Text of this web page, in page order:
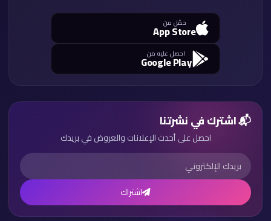
حمّل من
App Store
احصل عليه من
Google Play
📬 اشترك في نشرتنا
احصل على أحدث الإعلانات والعروض في بريدك
اشتراك